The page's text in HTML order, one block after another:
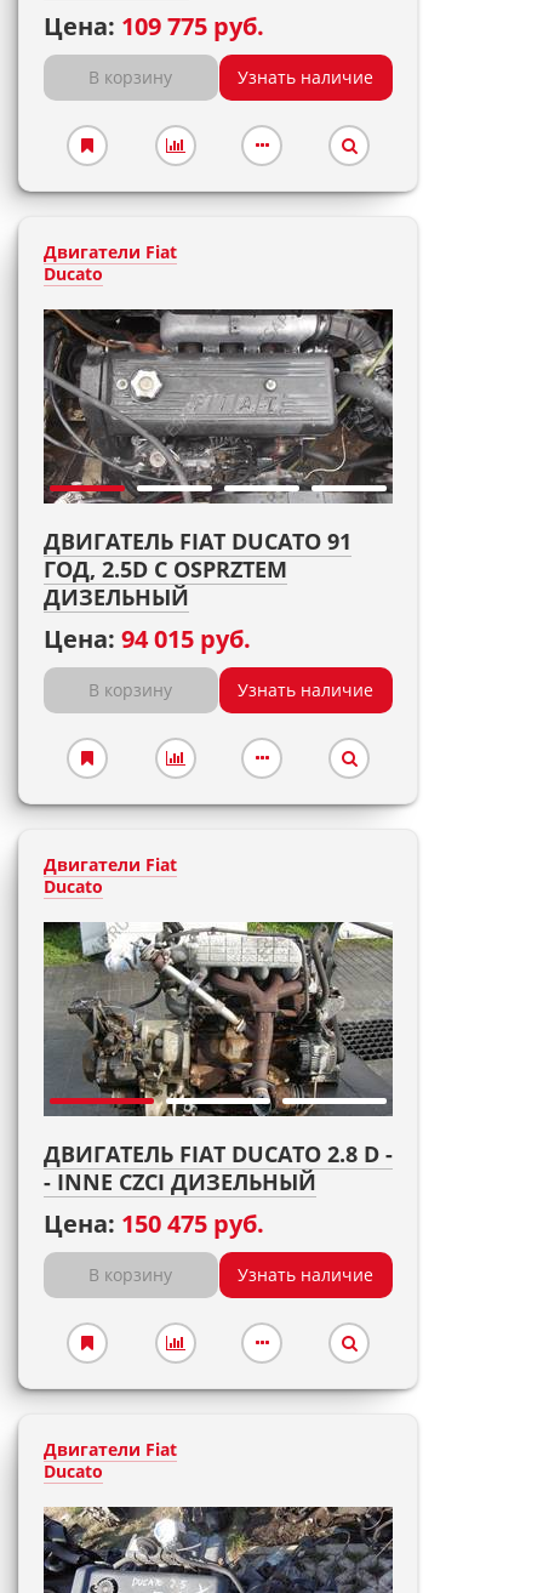
Цена: 109 775 руб.
В корзину Узнать наличие
Двигатели Fiat
Ducato
ДВИГАТЕЛЬ FIAT DUCATO 91
ГОД, 2.5D С OSPRZTEM
ДИЗЕЛЬНЫЙ
Цена: 94 015 руб.
В корзину Узнать наличие
Двигатели Fiat
Ducato
ДВИГАТЕЛЬ FIAT DUCATO 2.8 D -
- INNE CZCI ДИЗЕЛЬНЫЙ
Цена: 150 475 руб.
В корзину Узнать наличие
Двигатели Fiat
Ducato